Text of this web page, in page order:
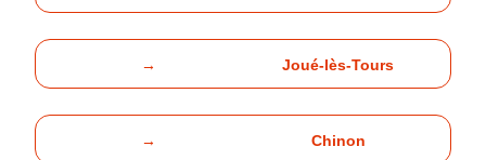
→ Joué-lès-Tours
→ Chinon